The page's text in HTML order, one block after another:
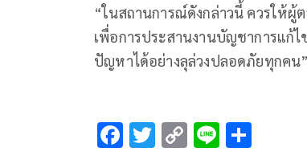
“ในสถานการณ์ดังกล่าวนี้ ควรให้ผู้
เพื่อการประสานงานบัญชาการแก้
ปัญหาได้อย่างลุล่วงปลอดภัยทุกคน
F T C Li